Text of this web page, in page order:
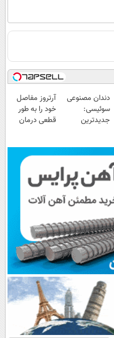
دندان مصنوعی
سوئیسی:
جدیدترین
پرداخت قسطی
آرتروز مفاصل
خود را به طور
قطعی درمان